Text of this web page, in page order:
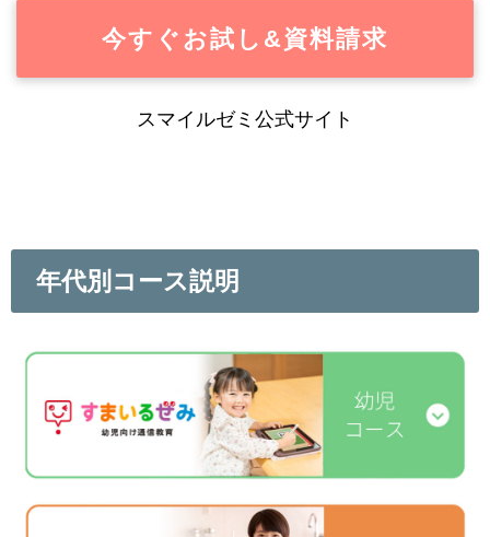
今すぐお試し&資料請求
スマイルゼミ公式サイト
年代別コース説明